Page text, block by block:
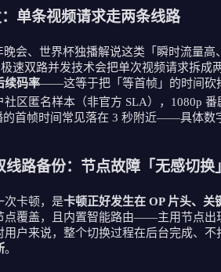
单条视频请求走两条线路
会、世界杯独播解说这类「瞬时流量
速双路并发技术会把单次视频请求拆成
续码率——这等于把「等首帧」的时间砍
社区匿名样本（非官方 SLA），1080p
的首帧时间常见落在 3 秒附近——具体数
线路备份：节点故障「无感切换
次卡顿，是卡顿正好发生在 OP 片头、关
点覆盖，且内置智能路由——主用节点出
用户来说，整个切换过程在后台完成、不
。